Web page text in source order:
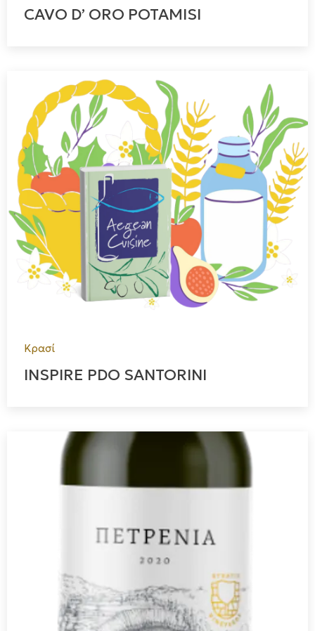
CAVO D’ ORO POTAMISI
Κρασί
INSPIRE PDO SANTORINI